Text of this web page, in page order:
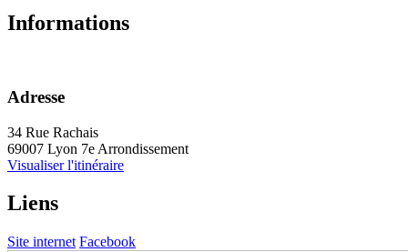
Informations
Adresse
34 Rue Rachais
69007 Lyon 7e Arrondissement
Visualiser l'itinéraire
Liens
Site internet Facebook